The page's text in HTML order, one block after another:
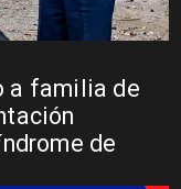
a familia de
de